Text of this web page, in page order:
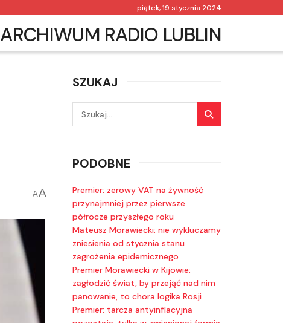
piątek, 19 stycznia 2024
ARCHIWUM RADIO LUBLIN
AA
SZUKAJ
PODOBNE
Premier: zerowy VAT na żywność
przynajmniej przez pierwsze
półrocze przyszłego roku
Mateusz Morawiecki: nie wykluczamy
zniesienia od stycznia stanu
zagrożenia epidemicznego
Premier Morawiecki w Kijowie:
zagłodzić świat, by przejąć nad nim
panowanie, to chora logika Rosji
Premier: tarcza antyinflacyjna